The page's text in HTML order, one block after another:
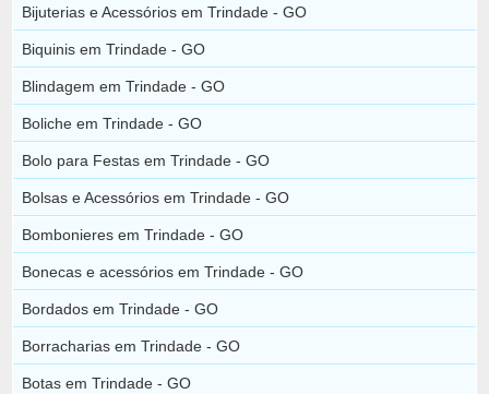
Bijuterias e Acessórios em Trindade - GO
Biquinis em Trindade - GO
Blindagem em Trindade - GO
Boliche em Trindade - GO
Bolo para Festas em Trindade - GO
Bolsas e Acessórios em Trindade - GO
Bombonieres em Trindade - GO
Bonecas e acessórios em Trindade - GO
Bordados em Trindade - GO
Borracharias em Trindade - GO
Botas em Trindade - GO